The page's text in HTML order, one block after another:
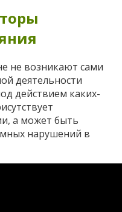
не возникают сами
деятельности
действием каких-
а может быть
нарушений в